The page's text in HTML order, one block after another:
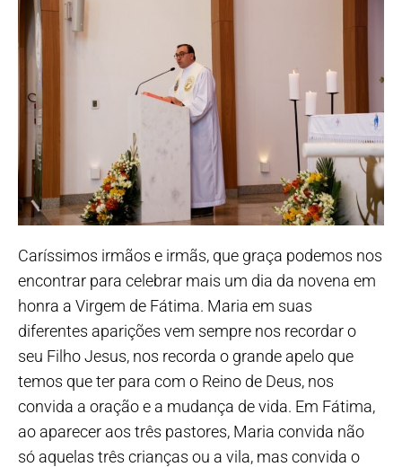
Caríssimos irmãos e irmãs, que graça podemos nos
encontrar para celebrar mais um dia da novena em
honra a Virgem de Fátima. Maria em suas
diferentes aparições vem sempre nos recordar o
seu Filho Jesus, nos recorda o grande apelo que
temos que ter para com o Reino de Deus, nos
convida a oração e a mudança de vida. Em Fátima,
ao aparecer aos três pastores, Maria convida não
só aquelas três crianças ou a vila, mas convida o